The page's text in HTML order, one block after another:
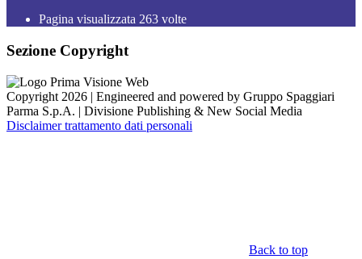
Pagina visualizzata 263 volte
Sezione Copyright
Copyright 2026 | Engineered and powered by Gruppo Spaggiari
Parma S.p.A. | Divisione Publishing & New Social Media
Disclaimer trattamento dati personali
Back to top